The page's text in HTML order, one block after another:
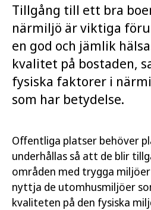
Tillgång till ett bra
närmiljö är viktiga
en god och jämlik
kvalitet på bostaden,
fysiska faktorer i
som har betydelse.
Offentliga platser behöver
underhållas så att de blir
områden med trygga
nyttja de utomhusmiljöer
kvaliteten på den fysiska